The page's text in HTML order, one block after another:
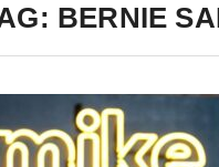
BERNIE